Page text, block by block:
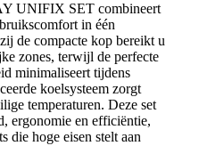
UNIFIX SET combineert
in één
de compacte kop bereikt u
zones, terwijl de perfecte
minimaliseert tijdens
koelsysteem zorgt
temperaturen. Deze set
ergonomie en efficiëntie,
die hoge eisen stelt aan